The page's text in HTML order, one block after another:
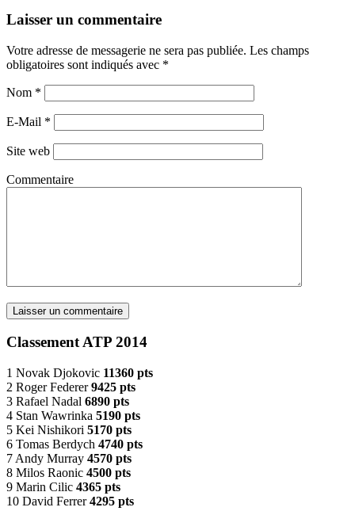
Laisser un commentaire
Votre adresse de messagerie ne sera pas publiée. Les champs
obligatoires sont indiqués avec *
Nom *
E-Mail *
Site web
Commentaire
Classement ATP 2014
1 Novak Djokovic 11360 pts
2 Roger Federer9425 pts
3 Rafael Nadal 6890 pts
4 Stan Wawrinka 5190 pts
5 Kei Nishikori 5170 pts
6 Tomas Berdych 4740 pts
7 Andy Murray 4570 pts
8 Milos Raonic 4500 pts
9 Marin Cilic 4365 pts
10 David Ferrer4295 pts